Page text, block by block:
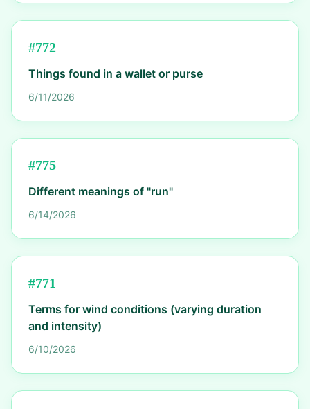
#772
Things found in a wallet or purse
6/11/2026
#775
Different meanings of "run"
6/14/2026
#771
Terms for wind conditions (varying duration
and intensity)
6/10/2026